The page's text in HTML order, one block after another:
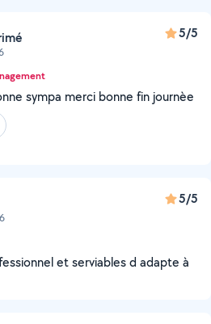
5/5
sympa merci bonne fin journèe
5/5
et serviables d adapte à